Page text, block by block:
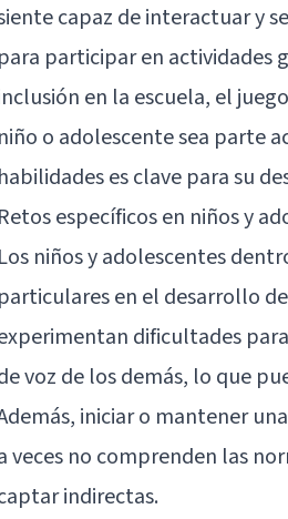
capaz de interactuar y
para participar en actividades
en la escuela, el
niño o adolescente sea parte
habilidades es clave para su
Retos específicos en niños y
Los niños y adolescentes
particulares en el desarrollo
dificultades
voz de los demás, lo que
iniciar o mantener
veces no comprenden las
indirectas.